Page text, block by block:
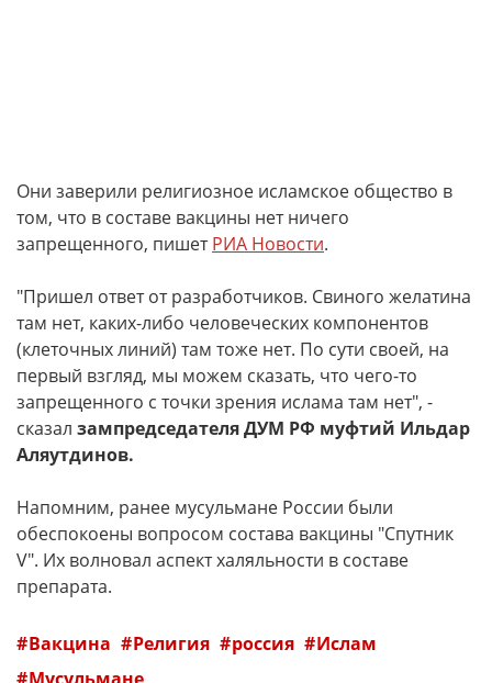
Они заверили религиозное исламское общество в
том, что в составе вакцины нет ничего
запрещенного, пишетРИА Новости.
"Пришел ответ от разработчиков. Свиного желатина
там нет, каких-либо человеческих компонентов
(клеточных линий) там тоже нет. По сути своей, на
первый взгляд, мы можем сказать, что чего-то
запрещенного с точки зрения ислама там нет", -
сказал зампредседателя ДУМ РФ муфтий Ильдар
Аляутдинов.
Напомним, ранее мусульмане России были
обеспокоены вопросом состава вакцины "Спутник
V". Их волновал аспект халяльности в составе
препарата.
Вакцина Религия россия
Ислам